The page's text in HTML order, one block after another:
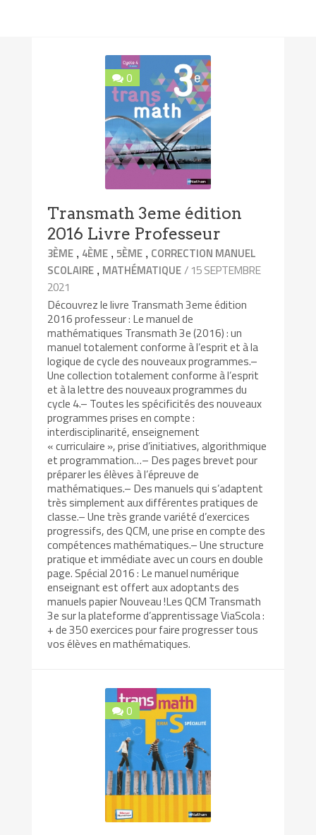
0
Transmath 3eme édition
2016 Livre Professeur
3ÈME , 4ÈME ,5ÈME , CORRECTION MANUEL
SCOLAIRE , MATHÉMATIQUE/ 15 SEPTEMBRE
2021
Découvrez le livre Transmath 3eme édition
2016 professeur : Le manuel de
mathématiques Transmath 3e (2016) : un
manuel totalement conforme à l’esprit et à la
logique de cycle des nouveaux programmes.–
Une collection totalement conforme à l’esprit
et à la lettre des nouveaux programmes du
cycle 4.– Toutes les spécificités des nouveaux
programmes prises en compte :
interdisciplinarité, enseignement
« curriculaire », prise d’initiatives, algorithmique
et programmation…– Des pages brevet pour
préparer les élèves à l’épreuve de
mathématiques.– Des manuels qui s’adaptent
très simplement aux différentes pratiques de
classe.– Une très grande variété d’exercices
progressifs, des QCM, une prise en compte des
compétences mathématiques.– Une structure
pratique et immédiate avec un cours en double
page. Spécial 2016 : Le manuel numérique
enseignant est offert aux adoptants des
manuels papier Nouveau !Les QCM Transmath
3e sur la plateforme d’apprentissage ViaScola :
+ de 350 exercices pour faire progresser tous
vos élèves en mathématiques.
0